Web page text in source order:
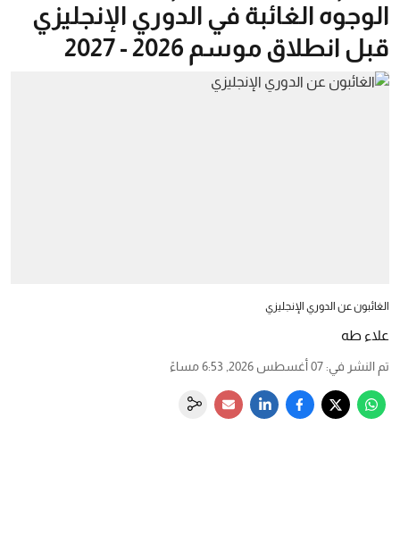
الوجوه الغائبة في الدوري الإنجليزي
قبل انطلاق موسم 2026 - 2027
الغائبون عن الدوري الإنجليزي
علاء طه
تم النشر في: 07 أغسطس 2026, 6:53 مساءً